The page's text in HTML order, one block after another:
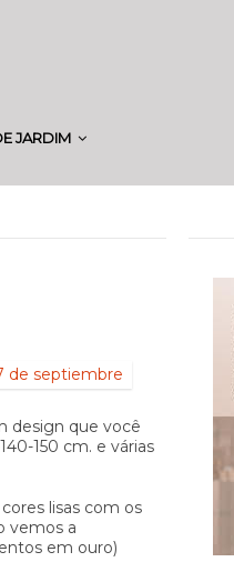
JARDIM
de septiembre
design que você
150 cm. e várias
lisas com os
vemos a
em ouro)